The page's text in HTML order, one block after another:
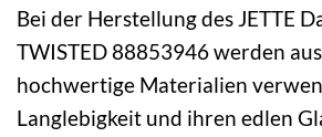
Bei der Herstellung des JETTE
TWISTED 88853946 werden
hochwertige Materialien
Langlebigkeit und ihren edlen